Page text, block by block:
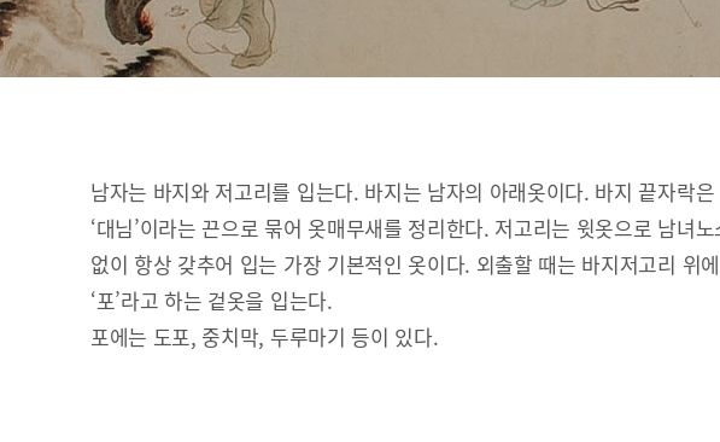
남자는 바지와 저고리를 입는다. 바지는 남자의 아래옷이다. 바지 끝자락은
‘대님’이라는 끈으로 묶어 옷매무새를 정리한다. 저고리는 윗옷으로 남녀
없이 항상 갖추어 입는 가장 기본적인 옷이다. 외출할 때는 바지저고리 위에
‘포’라고 하는 겉옷을 입는다.
포에는 도포, 중치막, 두루마기 등이 있다.